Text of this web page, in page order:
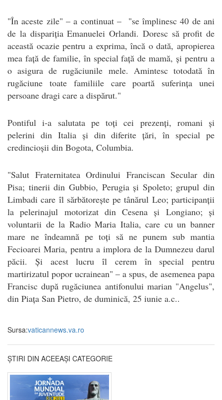
"În aceste zile" – a continuat – "se împlinesc 40 de ani
de la dispariția Emanuelei Orlandi. Doresc să profit de
această ocazie pentru a exprima, încă o dată, apropierea
mea față de familie, în special față de mamă, și pentru a
o asigura de rugăciunile mele. Amintesc totodată în
rugăciune toate familiile care poartă suferința unei
persoane dragi care a dispărut."
Pontiful i-a salutata pe toți cei prezenți, romani și
pelerini din Italia și din diferite țări, în special pe
credincioșii din Bogota, Columbia.
"Salut Fraternitatea Ordinului Franciscan Secular din
Pisa; tinerii din Gubbio, Perugia și Spoleto; grupul din
Limbadi care îl sărbătorește pe tânărul Leo; participanții
la pelerinajul motorizat din Cesena și Longiano; și
voluntarii de la Radio Maria Italia, care cu un banner
mare ne îndeamnă pe toți să ne punem sub mantia
Fecioarei Maria, pentru a implora de la Dumnezeu darul
păcii. Și acest lucru îl cerem în special pentru
martirizatul popor ucrainean" – a spus, de asemenea papa
Francisc după rugăciunea antifonului marian "Angelus",
din Piața San Pietro, de duminică, 25 iunie a.c..
Sursa:vaticannews.va.ro
ȘTIRI DIN ACEEAȘI CATEGORIE